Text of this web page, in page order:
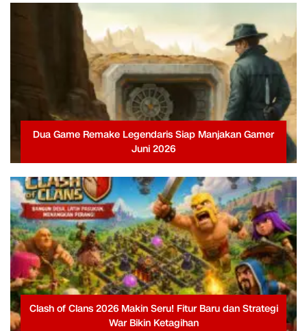
Dua Game Remake Legendaris Siap Manjakan Gamer
Juni 2026
Clash of Clans 2026 Makin Seru! Fitur Baru dan Strategi
War Bikin Ketagihan